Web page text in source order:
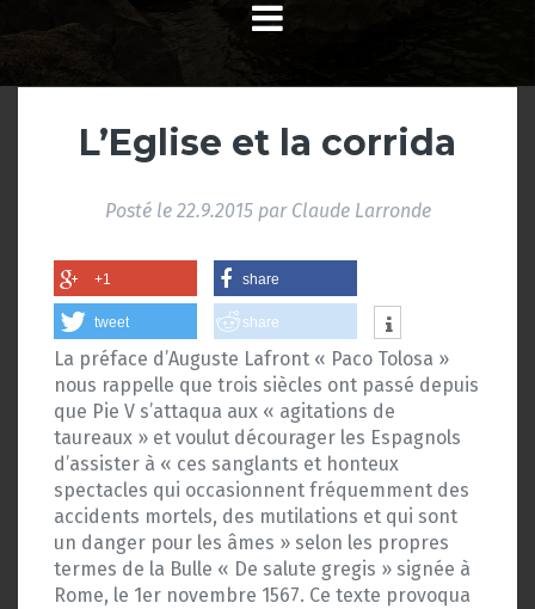
L’Eglise et la corrida
Posté le 22.9.2015par Claude Larronde
+1 share
tweet share
La préface d’Auguste Lafront « Paco Tolosa »
nous rappelle que trois siècles ont passé depuis
que Pie V s’attaqua aux « agitations de
taureaux » et voulut décourager les Espagnols
d’assister à « ces sanglants et honteux
spectacles qui occasionnent fréquemment des
accidents mortels, des mutilations et qui sont
un danger pour les âmes » selon les propres
termes de la Bulle « De salute gregis » signée à
Rome, le 1er novembre 1567. Ce texte provoqua